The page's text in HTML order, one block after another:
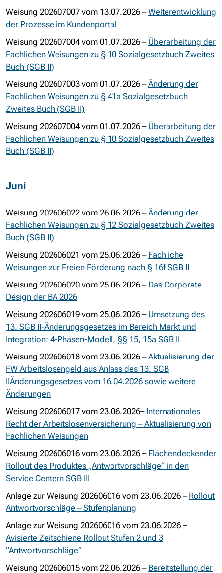
Weisung 202607007 vom 13.07.2026 –Weiterentwicklung
der Prozesse im Kundenportal
Weisung 202607004 vom 01.07.2026 – Überarbeitung der
Fachlichen Weisungen zu § 10 Sozialgesetzbuch Zweites
Buch (SGB II)
Weisung 202607003 vom 01.07.2026 –Änderung der
Fachlichen Weisungen zu § 41a Sozialgesetzbuch
Zweites Buch (SGB II)
Weisung 202607004 vom 01.07.2026 – Überarbeitung der
Fachlichen Weisungen zu § 10 Sozialgesetzbuch Zweites
Buch (SGB II)
Juni
Weisung 202606022 vom 26.06.2026 –Änderung der
Fachlichen Weisungen zu § 12 Sozialgesetzbuch Zweites
Buch (SGB II)
Weisung 202606021 vom 25.06.2026 – Fachliche
Weisungen zur Freien Förderung nach § 16f SGB II
Weisung 202606020 vom 25.06.2026 – Das Corporate
Design der BA 2026
Weisung 202606019 vom 25.06.2026 – Umsetzung des
13. SGB II-Änderungsgesetzes im Bereich Markt und
Integration: 4-Phasen-Modell, §§ 15, 15a SGB II
Weisung 202606018 vom 23.06.2026 –Aktualisierung der
FW Arbeitslosengeld aus Anlass des 13. SGB
IIÄnderungsgesetzes vom 16.04.2026 sowie weitere
Änderungen
Weisung 202606017 vom 23.06.2026– Internationales
Recht der Arbeitslosenversicherung – Aktualisierung von
Fachlichen Weisungen
Weisung 202606016 vom 23.06.2026 – Flächendeckender
Rollout des Produktes „Antwortvorschläge“ in den
Service Centern SGB III
Anlage zur Weisung 202606016 vom 23.06.2026 – Rollout
Antwortvorschläge – Stufenplanung
Anlage zur Weisung 202606016 vom 23.06.2026 –
Avisierte Zeitschiene Rollout Stufen 2 und 3
“Antwortvorschläge”
Weisung 202606015 vom 22.06.2026 – Bereitstellung der